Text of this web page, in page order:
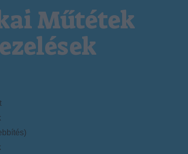
Műtétek